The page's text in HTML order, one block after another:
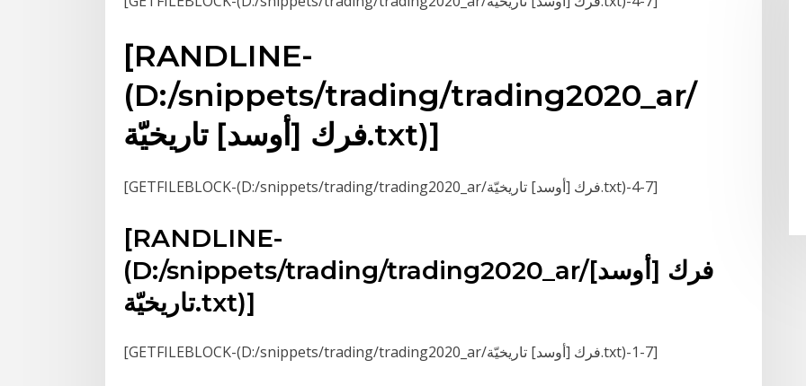
[RANDLINE-
(D:/snippets/trading/trading2020_ar/
فرك [أوسد] تاريخيّة.txt)]
[GETFILEBLOCK-(D:/snippets/trading/trading2020_ar/فرك [أوسد] تاريخيّة.txt)-4-7]
[RANDLINE-
(D:/snippets/trading/trading2020_ar/فرك [أوسد]
تاريخيّة.txt)]
[GETFILEBLOCK-(D:/snippets/trading/trading2020_ar/فرك [أوسد] تاريخيّة.txt)-1-7]